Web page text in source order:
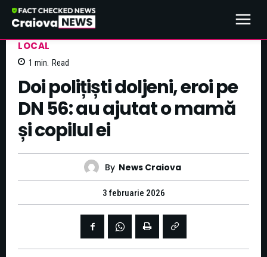
LOCAL
1 min. Read
Doi polițiști doljeni, eroi pe
DN 56: au ajutat o mamă
și copilul ei
By News Craiova
3 februarie 2026